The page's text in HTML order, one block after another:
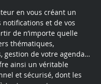
en vous créant un
et de vos
de n’importe quelle
thématiques,
gestion de votre agenda…
ainsi un véritable
et sécurisé, dont les